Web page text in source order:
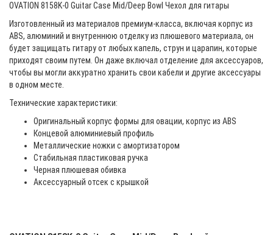
OVATION 8158K-0 Guitar Case Mid/Deep Bowl Чехол для гитары
Изготовленный из материалов премиум-класса, включая корпус из
ABS, алюминий и внутреннюю отделку из плюшевого материала, он
будет защищать гитару от любых капель, струн и царапин, которые
приходят своим путем. Он даже включал отделение для аксессуаров,
чтобы вы могли аккуратно хранить свои кабели и другие аксессуары
в одном месте.
Технические характеристики:
Оригинальный корпус формы для овации, корпус из ABS
Концевой алюминиевый профиль
Металлические ножки с амортизатором
Стабильная пластиковая ручка
Черная плюшевая обивка
Аксессуарный отсек с крышкой